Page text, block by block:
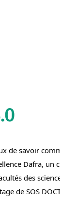
de savoir
Dafra,
des
de SOS